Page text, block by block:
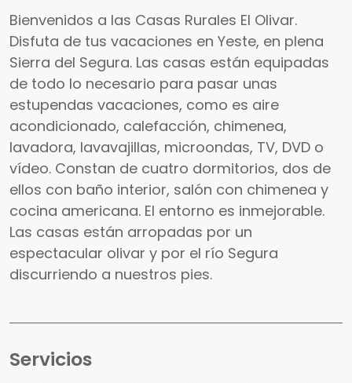
Bienvenidos a las Casas Rurales El Olivar.
Disfuta de tus vacaciones en Yeste, en plena
Sierra del Segura. Las casas están equipadas
de todo lo necesario para pasar unas
estupendas vacaciones, como es aire
acondicionado, calefacción, chimenea,
lavadora, lavavajillas, microondas, TV, DVD o
vídeo. Constan de cuatro dormitorios, dos de
ellos con baño interior, salón con chimenea y
cocina americana. El entorno es inmejorable.
Las casas están arropadas por un
espectacular olivar y por el río Segura
discurriendo a nuestros pies.
Servicios